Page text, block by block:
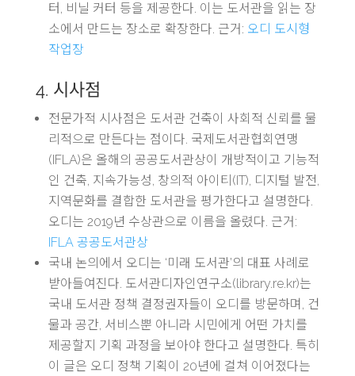
터, 비닐 커터 등을 제공한다. 이는 도서관을 읽는 장
소에서 만드는 장소로 확장한다. 근거: 오디 도시형
작업장
4. 시사점
전문가적 시사점은 도서관 건축이 사회적 신뢰를 물
리적으로 만든다는 점이다. 국제도서관협회연맹
(IFLA)은 올해의 공공도서관상이 개방적이고 기능적
인 건축, 지속가능성, 창의적 아이티(IT), 디지털 발전,
지역문화를 결합한 도서관을 평가한다고 설명한다.
오디는 2019년 수상관으로 이름을 올렸다. 근거:
IFLA 공공도서관상
국내 논의에서 오디는 ‘미래 도서관’의 대표 사례로
받아들여진다. 도서관디자인연구소(library.re.kr)는
국내 도서관 정책 결정권자들이 오디를 방문하며, 건
물과 공간, 서비스뿐 아니라 시민에게 어떤 가치를
제공할지 기획 과정을 보아야 한다고 설명한다. 특히
이 글은 오디 정책 기획이 20년에 걸쳐 이어졌다는